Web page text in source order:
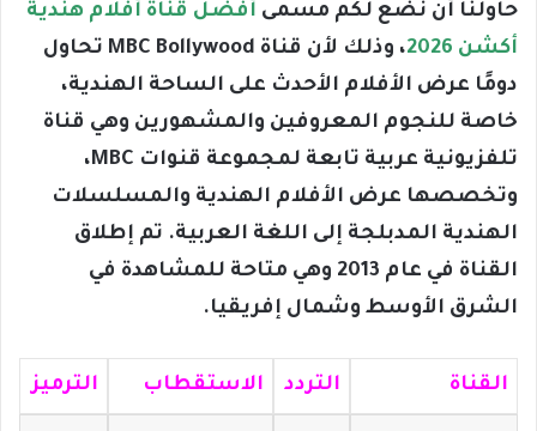
حاولنا أن نضع لكم مسمى أفضل قناة أفلام هندية
أكشن 2026
، وذلك لأن قناة MBC Bollywood تحاول
دومًا عرض الأفلام الأحدث على الساحة الهندية،
خاصة للنجوم المعروفين والمشهورين وهي قناة
تلفزيونية عربية تابعة لمجموعة قنوات MBC،
وتخصصها عرض الأفلام الهندية والمسلسلات
الهندية المدبلجة إلى اللغة العربية. تم إطلاق
القناة في عام 2013 وهي متاحة للمشاهدة في
الشرق الأوسط وشمال إفريقيا.
القناة التردد الاستقطاب الترميز